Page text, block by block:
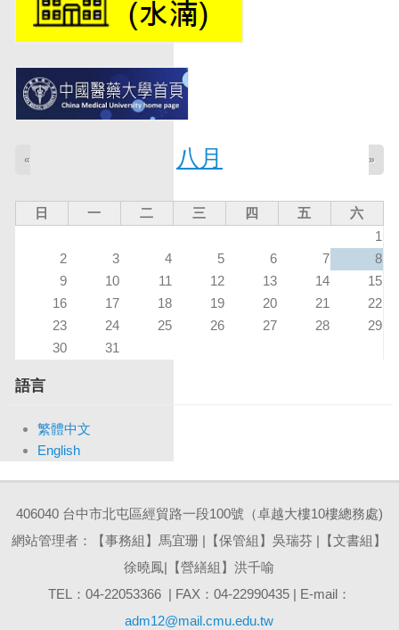
八月
« »
日 一 二 三 四 五
六
1
2
3 4 5 6 7
8
9
10 11 12 13 14
15
16
17 18 19 20 21
22
23
24 25 26 27 28
29
30
31
語言
繁體中文
English
406040 台中市北屯區經貿路一段100號（卓越大樓10樓總務處)
網站管理者：【事務組】馬宜珊 |【保管組】吳瑞芬 |【文書組】
徐曉鳳|【營繕組】洪千喻
TEL：04-22053366 | FAX：04-22990435 | E-mail：
adm12@mail.cmu.edu.tw